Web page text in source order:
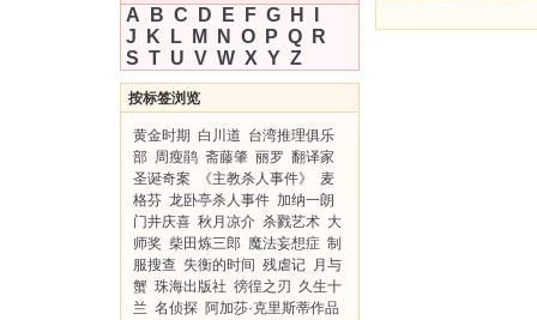
A B C D E F G H
J
K L M N O P Q
R
S T U V W X Y Z
按标签浏览
黄金时期 白川道 台湾推理俱乐
部 周瘦鹃 斋藤肇 丽罗 翻译家
圣诞奇案
《主教杀人事件》
麦
格芬 龙卧亭杀人事件 加纳一朗
门井庆喜 秋月凉介 杀戮艺术 大
师奖 柴田炼三郎 魔法妄想症 制
服搜查 失衡的时间 残虐记 月与
蟹 珠海出版社 徬徨之刃
久生十
兰 名侦探 阿加莎·克里斯蒂作品